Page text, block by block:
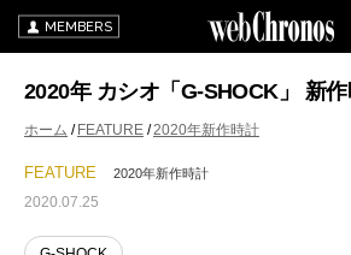
MEMBERS
2020年 カシオ「G-SHOCK」 新
ホーム FEATURE 2020年新作時計
FEATURE 2020年新作時計
2020.07.25